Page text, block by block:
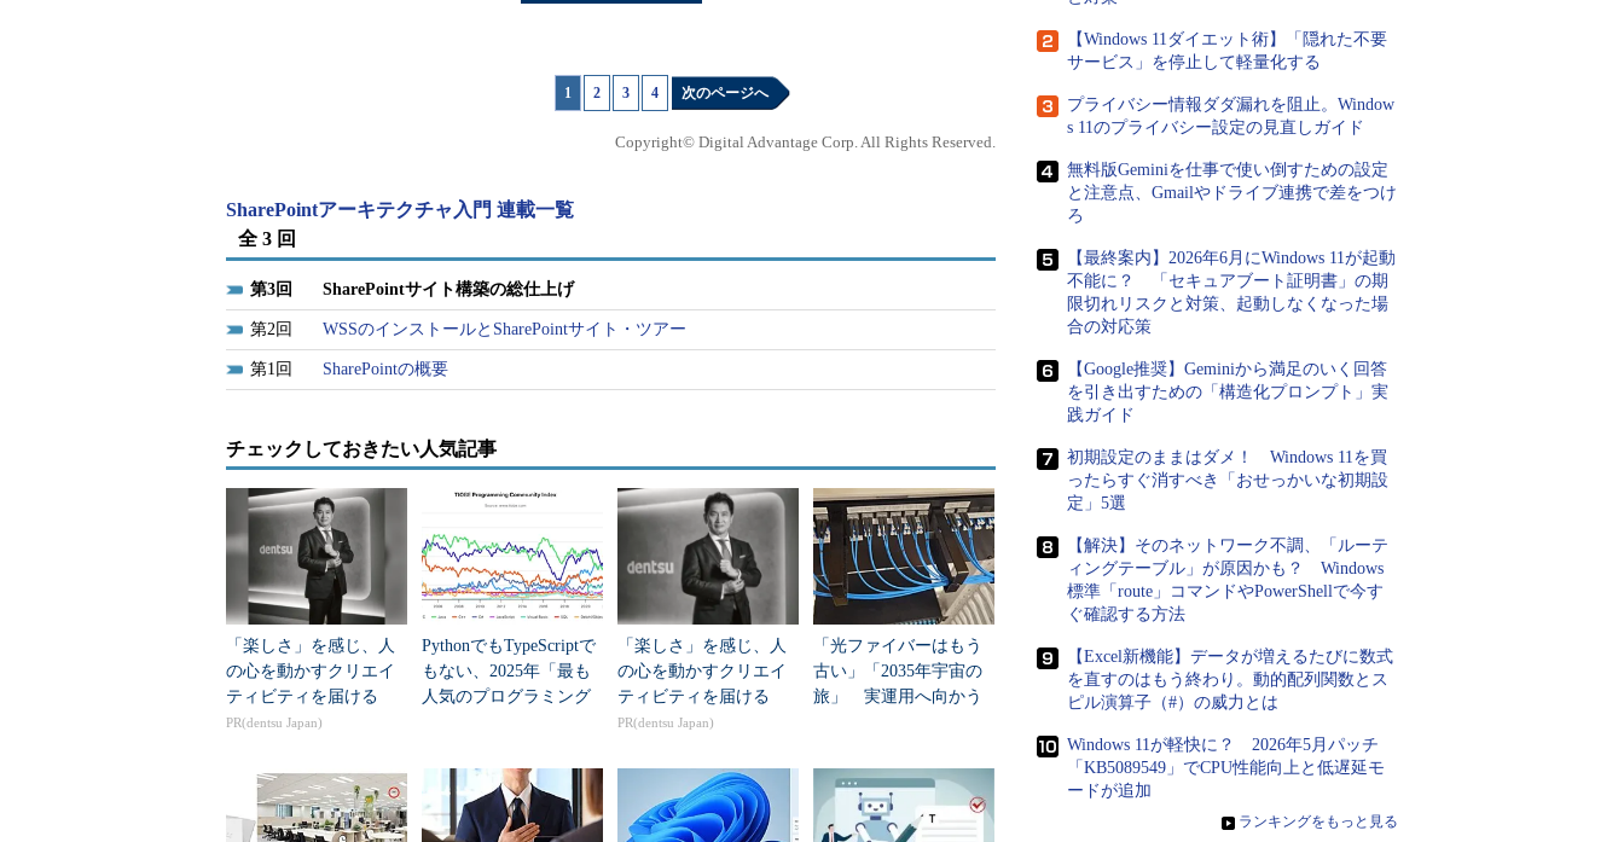
1 2 3 4 次のページへ
Copyright© Digital Advantage Corp. All Rights Reserved.
SharePointアーキテクチャ入門 連載一覧
全 3 回
3 SharePointサイト構築の総仕上げ
2 WSSのインストールとSharePointサイト・ツアー
1 SharePointの概要
チェックしておきたい人気記事
「楽しさ」を感じ、人
の心を動かすクリエイ
ティビティを届ける
PR(dentsu Japan)
PythonでもTypeScriptで
もない、2025年「最も
人気のプログラミング
「楽しさ」を感じ、人
の心を動かすクリエイ
ティビティを届ける
PR(dentsu Japan)
「光ファイバーはもう
古い」「2035年宇宙の
旅」 実運用へ向かう
【Windows 11ダイエット術】「隠れた不要
サービス」を停止して軽量化する
プライバシー情報ダダ漏れを阻止。Window
s 11のプライバシー設定の見直しガイド
無料版Geminiを仕事で使い倒すための設定
と注意点、Gmailやドライブ連携で差をつけ
ろ
【最終案内】2026年6月にWindows 11が起動
不能に？ 「セキュアブート証明書」の期
限切れリスクと対策、起動しなくなった場
合の対応策
【Google推奨】Geminiから満足のいく回答
を引き出すための「構造化プロンプト」実
践ガイド
初期設定のままはダメ！ Windows 11を買
ったらすぐ消すべき「おせっかいな初期設
定」5選
【解決】そのネットワーク不調、「ルーテ
ィングテーブル」が原因かも？ Windows
標準「route」コマンドやPowerShellで今す
ぐ確認する方法
【Excel新機能】データが増えるたびに数式
を直すのはもう終わり。動的配列関数とス
ピル演算子（#）の威力とは
Windows 11が軽快に？ 2026年5月パッチ
「KB5089549」でCPU性能向上と低遅延モ
ードが追加
» ランキングをもっと見る